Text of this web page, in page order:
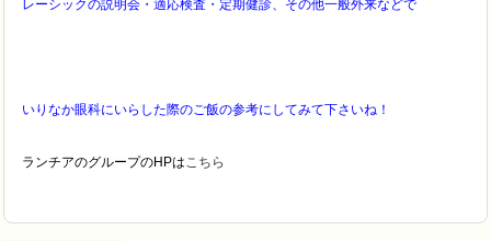
レーシックの説明会・適応検査・定期健診、その他一般外来などで
いりなか眼科にいらした際のご飯の参考にしてみて下さいね！
ランチアのグループのHPは こちら